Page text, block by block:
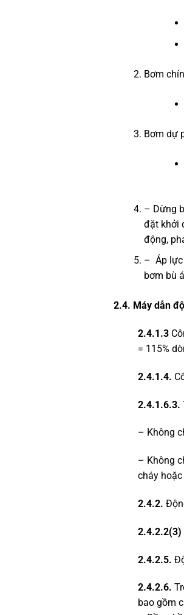
Bơm
Bơm dự
– Dừng
đặt khởi
động,
– Áp lực
bơm bù
2.4. Máy dẫn
2.4.1.3
= 115%
2.4.1.4.
2.4.1.6.3.
– Không
– Không
cháy
2.4.2.
2.4.2.2(3)
2.4.2.5.
2.4.2.6.
bao gồm